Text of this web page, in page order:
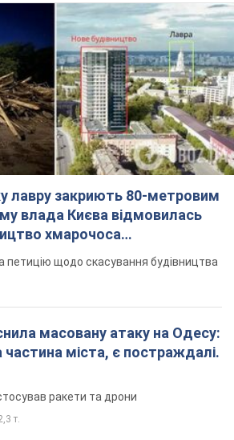
лавру закриють 80-метровим
влада Києва відмовилась
хмарочоса
петицію щодо скасування будівництва
масовану атаку на Одесу:
частина міста, є постраждалі.
ракети та дрони
т.